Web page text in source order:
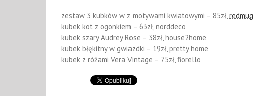
zestaw 3 kubków w z motywami kwiatowymi – 85zł,redmug
kubek kot z ogonkiem – 63zł, norddeco
kubek szary Audrey Rose – 38zł, house2home
kubek błękitny w gwiazdki – 19zł, pretty home
kubek z różami Vera Vintage – 75zł, fiorello